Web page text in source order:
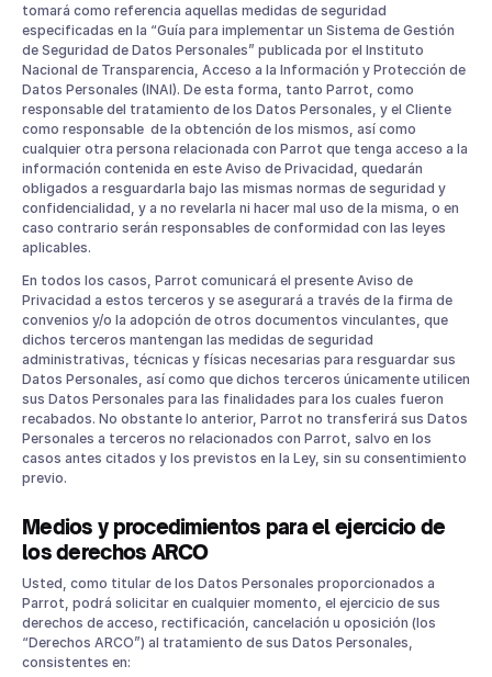
tomará como referencia aquellas medidas de seguridad
especificadas en la “Guía para implementar un Sistema de Gestión
de Seguridad de Datos Personales” publicada por el Instituto
Nacional de Transparencia, Acceso a la Información y Protección de
Datos Personales (INAI). De esta forma, tanto Parrot, como
responsable del tratamiento de los Datos Personales, y el Cliente
como responsable de la obtención de los mismos, así como
cualquier otra persona relacionada con Parrot que tenga acceso a la
información contenida en este Aviso de Privacidad, quedarán
obligados a resguardarla bajo las mismas normas de seguridad y
confidencialidad, y a no revelarla ni hacer mal uso de la misma, o en
caso contrario serán responsables de conformidad con las leyes
aplicables.
En todos los casos, Parrot comunicará el presente Aviso de
Privacidad a estos terceros y se asegurará a través de la firma de
convenios y/o la adopción de otros documentos vinculantes, que
dichos terceros mantengan las medidas de seguridad
administrativas, técnicas y físicas necesarias para resguardar sus
Datos Personales, así como que dichos terceros únicamente utilicen
sus Datos Personales para las finalidades para los cuales fueron
recabados. No obstante lo anterior, Parrot no transferirá sus Datos
Personales a terceros no relacionados con Parrot, salvo en los
casos antes citados y los previstos en la Ley, sin su consentimiento
previo.
Medios y procedimientos para el ejercicio de
los derechos ARCO
Usted, como titular de los Datos Personales proporcionados a
Parrot, podrá solicitar en cualquier momento, el ejercicio de sus
derechos de acceso, rectificación, cancelación u oposición (los
“Derechos ARCO”) al tratamiento de sus Datos Personales,
consistentes en: